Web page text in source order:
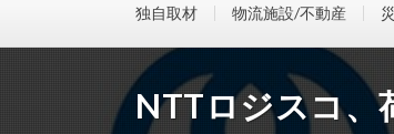
独自取材 物流施設/不動産
NTTロジスコ、